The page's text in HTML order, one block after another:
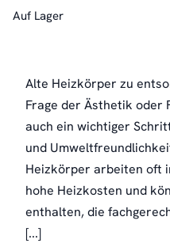
Auf Lager
Alte Heizkörper zu
Frage der Ästhetik oder
auch ein wichtiger
und
Heizkörper arbeiten oft
hohe Heizkosten und
enthalten, die
[...]